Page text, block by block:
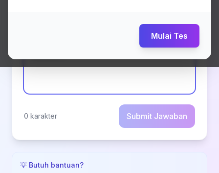
Mulai Tes
0 karakter Submit Jawaban
💡 Butuh bantuan?